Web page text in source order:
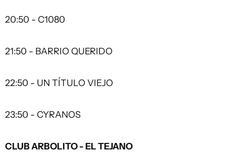
20:50 - C1080
21:50 - BARRIO QUERIDO
22:50 - UN TÍTULO VIEJO
23:50 - CYRANOS
CLUB ARBOLITO - EL TEJANO